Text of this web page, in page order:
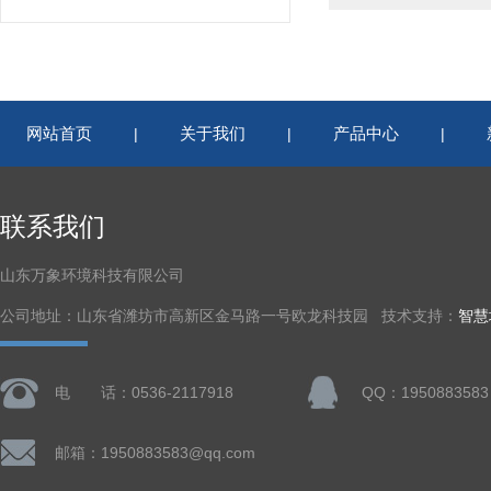
网站首页 | 关于我们 | 产品中心 |
联系我们
山东万象环境科技有限公司
公司地址：山东省潍坊市高新区金马路一号欧龙科技园 技术支持： 智
电 话：0536-2117918 QQ：1950883583
邮箱：1950883583@qq.com